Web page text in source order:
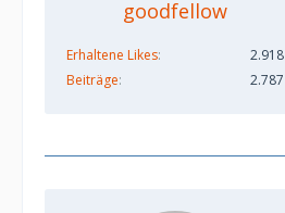
goodfellow
Erhaltene Likes
2.918
Beiträge
2.787